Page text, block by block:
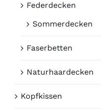
Federdecken
Sommerdecken
Faserbetten
Naturhaardecken
Kopfkissen